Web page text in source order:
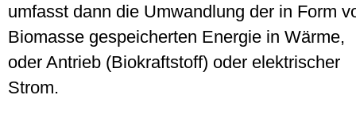
umfasst dann die Umwandlung der in Form
Biomasse gespeicherten Energie in Wärme,
oder Antrieb (Biokraftstoff) oder elektrischer
Strom.